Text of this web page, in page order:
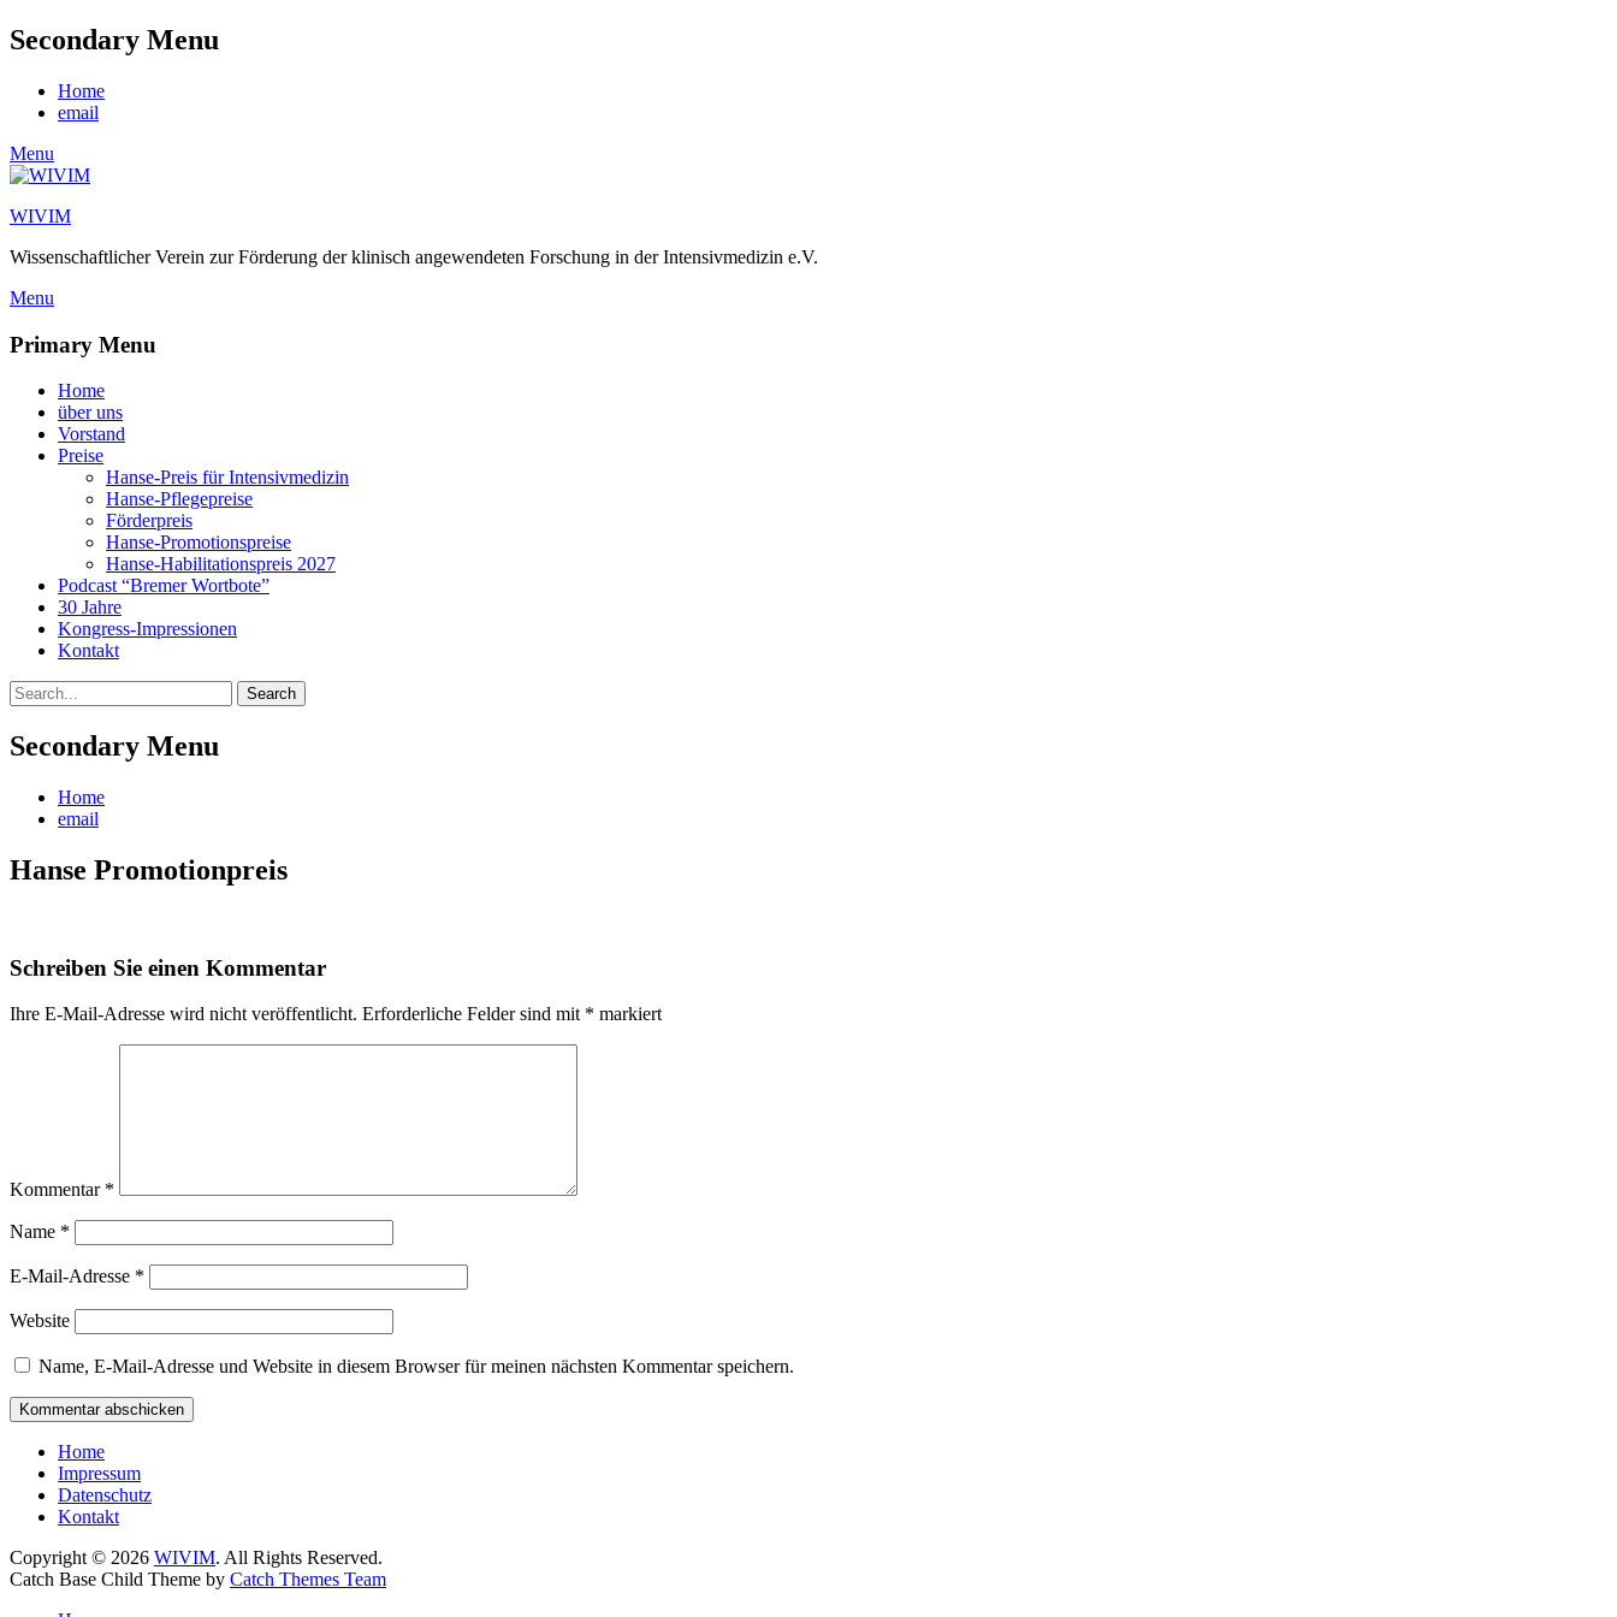
Secondary Menu
Skip
Home
email
Menu
WIVIM
Wissenschaftlicher Verein zur Förderung der klinisch angewendeten Forschung in der Intensivmedizin e.V.
Menu
Primary Menu
Skip
content
Home
über uns
Vorstand
Preise
Hanse-Preis für Intensivmedizin
Hanse-Pflegepreise
Förderpreis
Hanse-Promotionspreise
Hanse-Habilitationspreis 2027
Podcast “Bremer Wortbote”
30 Jahre
Kongress-Impressionen
Kontakt
Search
Search
for:
Secondary Menu
Skip
Home
email
Hanse Promotionpreis
Schreiben Sie einen Kommentar
Ihre E-Mail-Adresse wird nicht veröffentlicht. Erforderliche Felder sind mit * markiert
Kommentar *
Name *
E-Mail-Adresse *
Website
Name, E-Mail-Adresse und Website in diesem Browser für meinen nächsten Kommentar speichern.
Home
Impressum
Datenschutz
Kontakt
Copyright © 2026 WIVIM. All Rights Reserved.
Catch Base Child Theme by Catch Themes Team